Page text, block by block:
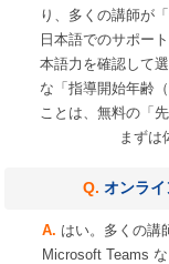
り、多くの講師が
日本語でのサポー
本語力を確認して
な「指導開始年齢
ことは、無料の「
まずは
オンライ
はい。多くの講
Microsoft Teams